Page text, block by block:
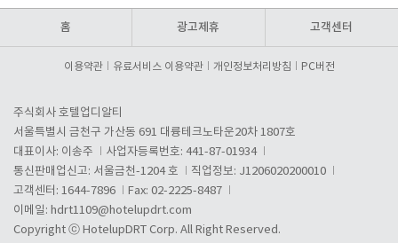
홈 광고제휴 고객센터
이용약관 유료서비스 이용약관 개인정보처리방침 PC버전
주식회사 호텔업디알티
서울특별시 금천구 가산동 691 대륭테크노타운20차 1807호
대표이사: 이송주
사업자등록번호: 441-87-01934
통신판매업신고: 서울금천-1204 호
직업정보: J1206020200010
고객센터: 1644-7896
Fax: 02-2225-8487
이메일: hdrt1109@hotelupdrt.com
Copyright ⓒ HotelupDRT Corp. All Right Reserved.